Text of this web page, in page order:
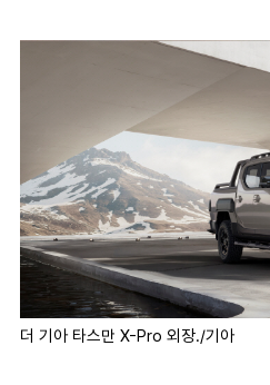
더 기아 타스만 X-Pro 외장./기아